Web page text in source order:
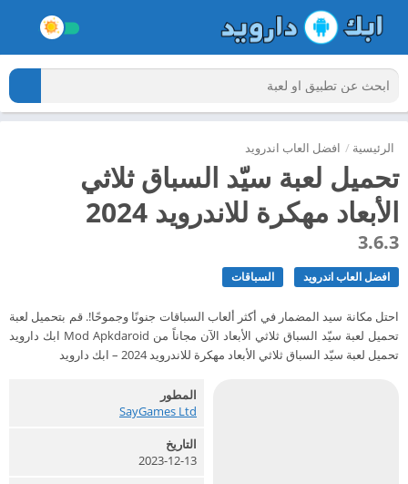
الرئيسية / افضل العاب اندرويد
تحميل لعبة سيّد السباق ثلاثي
الأبعاد مهكرة للاندرويد 2024
3.6.3
افضل العاب اندرويد السباقات
احتل مكانة سيد المضمار في أكثر ألعاب السباقات جنونًا وجموحًا!. قم بتحميل لعبة
تحميل لعبة سيّد السباق ثلاثي الأبعاد الآن مجاناً من Mod Apkdaroid ابك دارويد
تحميل لعبة سيّد السباق ثلاثي الأبعاد مهكرة للاندرويد 2024 – ابك دارويد
المطور
SayGames Ltd‏
التاريخ
2023-12-13